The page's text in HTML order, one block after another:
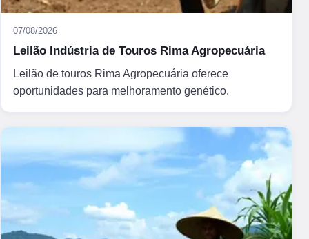
07/08/2026
Leilão Indústria de Touros Rima Agropecuária
Leilão de touros Rima Agropecuária oferece
oportunidades para melhoramento genético.